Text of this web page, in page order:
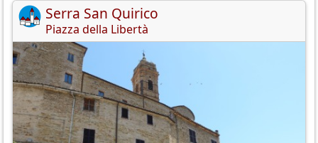
Serra San Quirico
Piazza della Libertà